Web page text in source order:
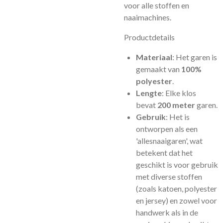
voor alle stoffen en
naaimachines.
Productdetails
Materiaal: Het garen is
gemaakt van 100%
polyester.
Lengte: Elke klos
bevat 200 metergaren.
Gebruik: Het is
ontworpen als een
'allesnaaigaren', wat
betekent dat het
geschikt is voor gebruik
met diverse stoffen
(zoals katoen, polyester
en jersey) en zowel voor
handwerk als in de